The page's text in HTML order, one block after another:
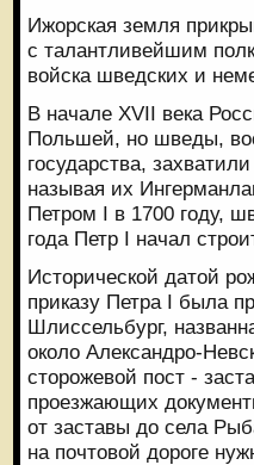
Ижорская земля
с талантливейшим
войска шведских и
В начале XVII века
Польшей, но шведы,
государства,
называя их
Петром I в 1700 году,
года Петр I начал
Исторической датой
приказу Петра I была
Шлиссельбург,
около Александро-
сторожевой пост -
проезжающих
от заставы до села
на почтовой дороге